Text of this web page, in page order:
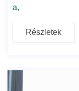
a,
Részletek